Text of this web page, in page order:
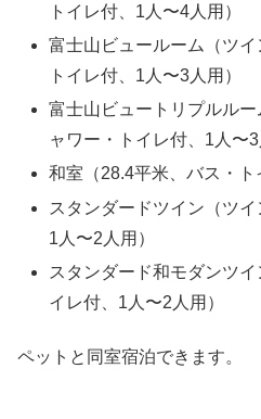
トイレ付、1人〜4人用）
富士山ビュールーム（ツ
トイレ付、1人〜3人用）
富士山ビュートリプルル
ャワー・トイレ付、1人〜3
和室（28.4平米、バス・ト
スタンダードツイン（ツイ
1人〜2人用）
スタンダード和モダンツ
イレ付、1人〜2人用）
ペットと同室宿泊できます。